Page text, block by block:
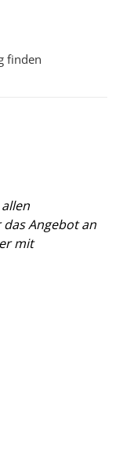
finden
Angebot an
mit